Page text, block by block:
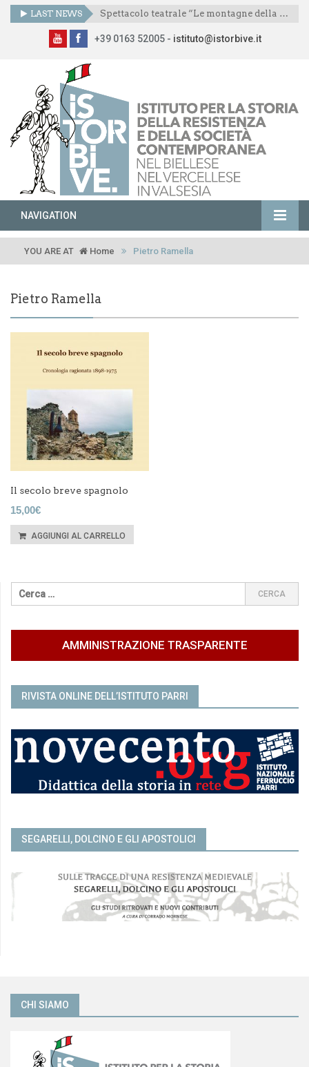
LAST NEWS Spettacolo teatrale “Le montagne della libertà”
+39 0163 52005 - istituto@istorbive.it
NAVIGATION
YOU ARE AT Home Pietro Ramella
Pietro Ramella
Il secolo breve spagnolo
15,00€
AGGIUNGI AL CARRELLO
AMMINISTRAZIONE TRASPARENTE
RIVISTA ONLINE DELL’ISTITUTO PARRI
SEGARELLI, DOLCINO E GLI APOSTOLICI
CHI SIAMO